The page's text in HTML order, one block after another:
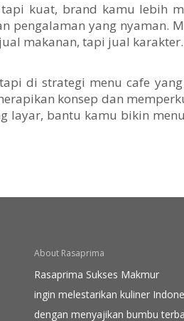
kuat, brand kamu lebih
pengalaman yang nyaman.
makanan, tapi jual karakter.
di strategi menu cafe
konsep dan
layar, bantu kamu bikin
About Rasaprima
Rasaprima Sukses Makmur
ingin melestarikan kuliner
dengan menyajikan bumbu